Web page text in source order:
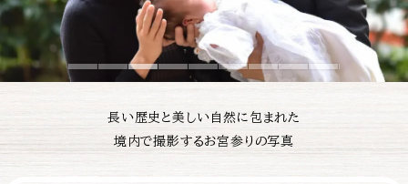
長い歴史と美しい自然に包まれた
境内で撮影するお宮参りの写真